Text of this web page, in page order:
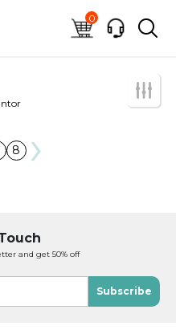
0
8 ›
and get 50% off
Subscribe